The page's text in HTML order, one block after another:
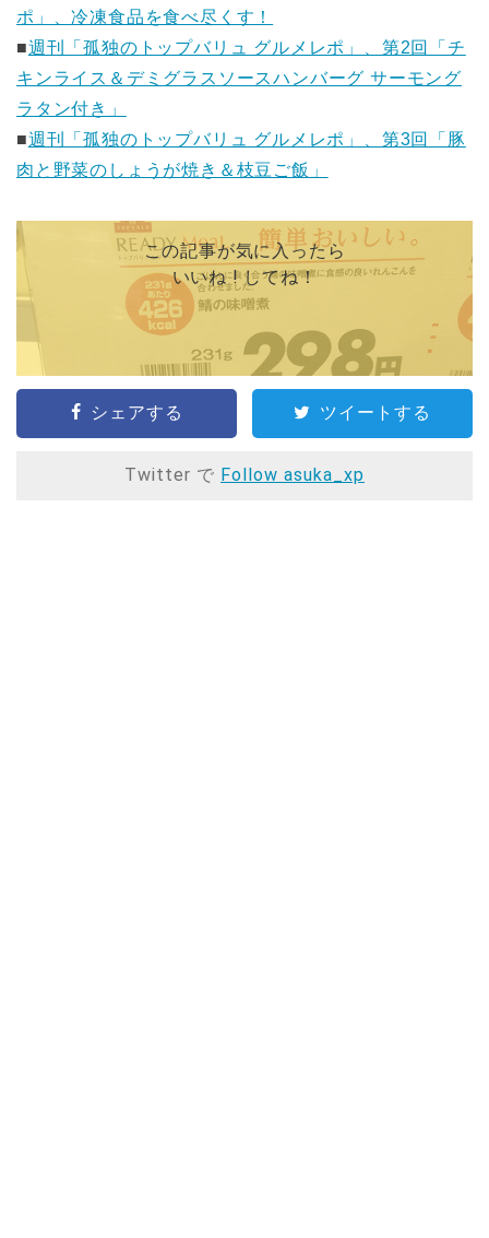
ポ」、冷凍食品を食べ尽くす！
■週刊「孤独のトップバリュ グルメレポ」、第2回「チ
キンライス＆デミグラスソースハンバーグ サーモング
ラタン付き」
■週刊「孤独のトップバリュ グルメレポ」、第3回「豚
肉と野菜のしょうが焼き＆枝豆ご飯」
この記事が気に入ったら
いいね ! してね！
シェアする ツイートする
Twitter で Follow asuka_xp